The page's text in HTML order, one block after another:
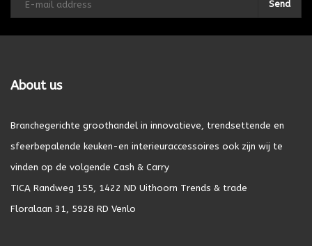
Send
About us
Branchegerichte groothandel in innovatieve, trendsettende en
sfeerbepalende keuken-en interieuraccessoires ook zijn wij te
vinden op de volgende Cash & Carry
TICA Randweg 155, 1422 ND Uithoorn Trends & trade
Floralaan 31, 5928 RD Venlo